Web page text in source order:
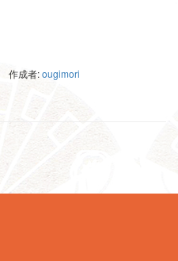
作成者:ougimori